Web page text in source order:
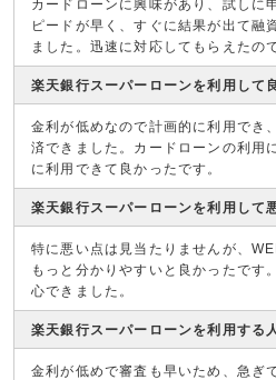
カードローンに興味があり、試しに
ピードが早く、すぐに結果が出て融
ました。迅速に対応してもらえたの
楽天銀行スーパーローンを利用して
金利が低めなので計画的に利用でき
済できました。カードローンの利用
に利用できて良かったです。
楽天銀行スーパーローンを利用して
特に悪い点は見当たりませんが、
もっと分かりやすいと良かったです
心できました。
楽天銀行スーパーローンを利用する
金利が低めで審査も早いため、急ぎ